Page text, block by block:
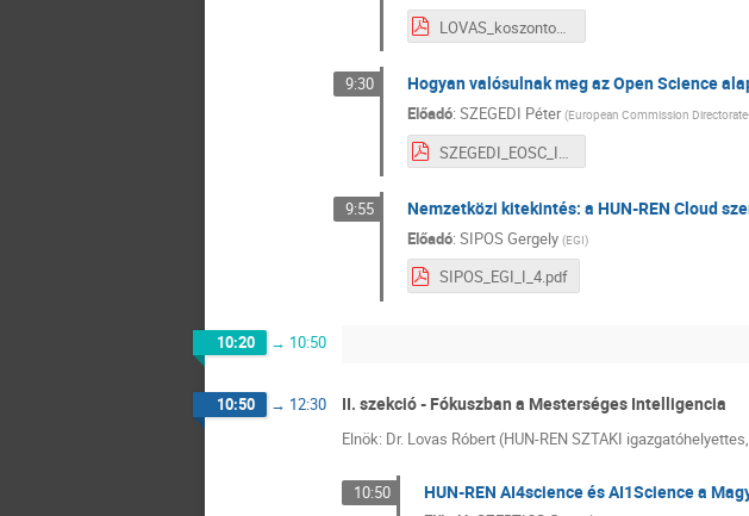
LOVAS_koszonto_I_2.pdf
9:30 Hogyan valósulnak meg az Open Science
Előadó: SZEGEDI Péter (European Commission
9:55 Nemzetközi kitekintés: a HUN-REN Cloud
Előadó: SIPOS Gergely (EGI)
SIPOS_EGI_I_4.pdf
10:20 → 10:50
10:50 → 12:30 II. szekció - Fókuszban a Mesterséges Intelligencia
Elnök: Dr. Lovas Róbert (HUN-REN SZTAKI
10:50 HUN-REN AI4science és AI1Science a